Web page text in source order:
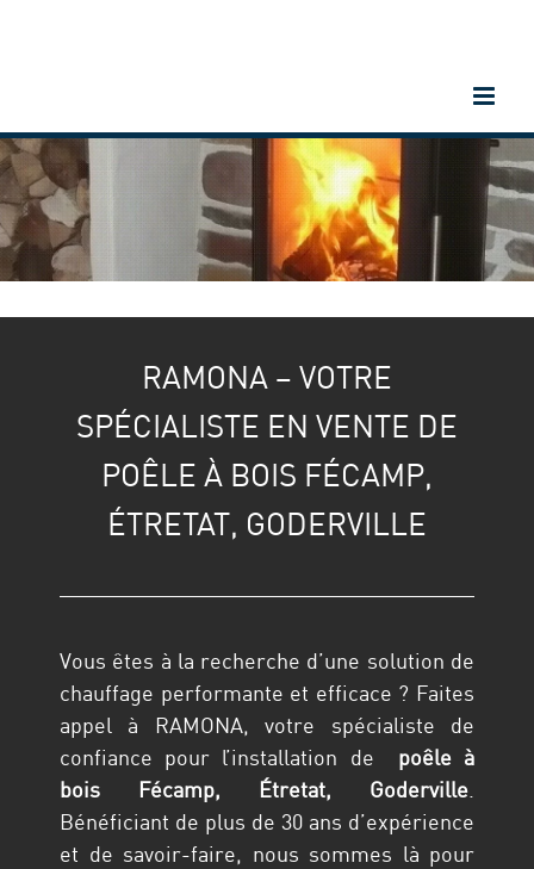
RAMONA – VOTRE
SPÉCIALISTE EN VENTE DE
POÊLE À BOIS FÉCAMP,
ÉTRETAT, GODERVILLE
Vous êtes à la recherche d’une solution de
chauffage performante et efficace ? Faites
appel à RAMONA, votre spécialiste de
confiance pour l’installation de poêle à
bois Fécamp, Étretat, Goderville.
Bénéficiant de plus de 30 ans d’expérience
et de savoir-faire, nous sommes là pour